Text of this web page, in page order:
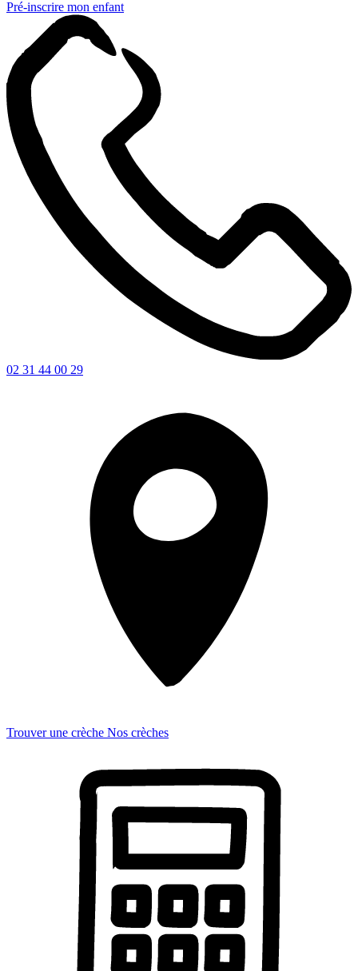
Pré-inscrire mon enfant
02 31 44 00 29
Trouver une crèche Nos crèches